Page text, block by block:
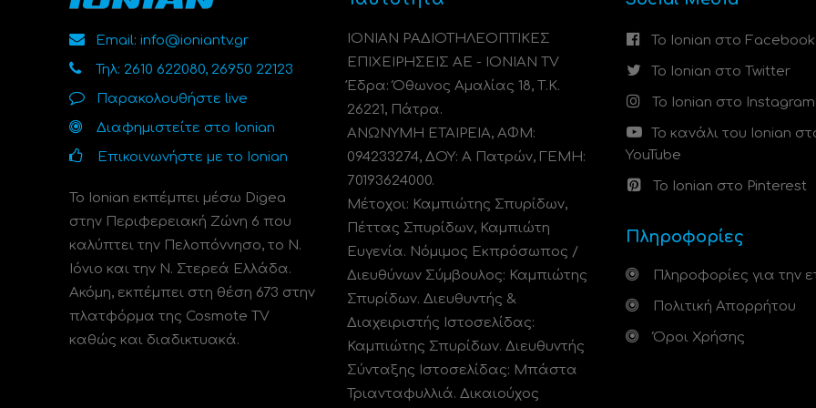
Email: info@ioniantv.gr
Τηλ: 2610 622080, 26950 22123
Παρακολουθήστε live
Διαφημιστείτε στο Ionian
Επικοινωνήστε με το Ionian
Το Ionian εκπέμπει μέσω Digea
στην Περιφερειακή Ζώνη 6 που
καλύπτει την Πελοπόννησο, το N.
Ιόνιο και την Ν. Στερεά Ελλάδα.
Ακόμη, εκπέμπει στη θέση 673 στην
πλατφόρμα της Cosmote TV
καθώς και διαδικτυακά.
ΙΟΝΙΑΝ ΡΑΔΙΟΤΗΛΕΟΠΤΙΚΕΣ
ΕΠΙΧΕΙΡΗΣΕΙΣ ΑΕ - IONIAN TV
Έδρα: Όθωνος Αμαλίας 18, Τ.Κ.
26221, Πάτρα.
ΑΝΩΝΥΜΗ ΕΤΑΙΡΕΙΑ, ΑΦΜ:
094233274, ΔΟΥ: A Πατρών, ΓΕΜΗ:
70193624000.
Μέτοχοι: Καμπιώτης Σπυρίδων,
Πέττας Σπυρίδων, Καμπιώτη
Ευγενία. Νόμιμος Εκπρόσωπος /
Διευθύνων Σύμβουλος: Καμπιώτης
Σπυρίδων. Διευθυντής &
Διαχειριστής Ιστοσελίδας:
Καμπιώτης Σπυρίδων. Διευθυντής
Σύνταξης Ιστοσελίδας: Μπάστα
Τριανταφυλλιά. Δικαιούχος
Το Ionian στο Facebook
Το Ionian στο Twitter
Το Ionian στο Instagram
Το κανάλι του Ionian
YouTube
Το Ionian στο Pinterest
Πληροφορίες
Πληροφορίες για την
Πολιτική Απορρήτου
Όροι Χρήσης